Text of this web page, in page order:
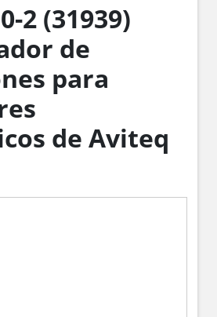
2 (31939)
de
para
de Aviteq